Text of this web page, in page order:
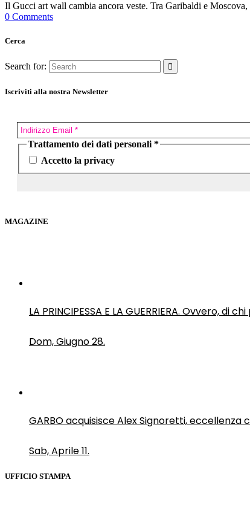
Il Gucci art wall cambia ancora veste. Tra Garibaldi e
0 Comments
Cerca
Search for:
Iscriviti alla nostra Newsletter
Trattamento dei dati personali *
Accetto la privacy
MAGAZINE
LA PRINCIPESSA E LA GUERRIERA. Ovvero,
Dom, Giugno 28.
GARBO acquisisce Alex Signoretti,
Sab, Aprile 11.
UFFICIO STAMPA